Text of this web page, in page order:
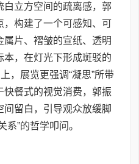
白立方空间的疏离感，郭
，构建了一个可感知、可
片、褶皱的宣纸、透明
本，在灯光下形成斑驳的
，展览更强调“凝思”所带
快餐式的视觉消费，郭振
间留白，引导观众放缓脚
系”的哲学叩问。